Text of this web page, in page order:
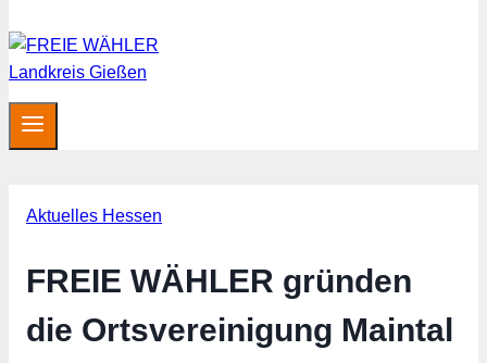
Aktuelles Hessen
FREIE WÄHLER gründen
die Ortsvereinigung Maintal